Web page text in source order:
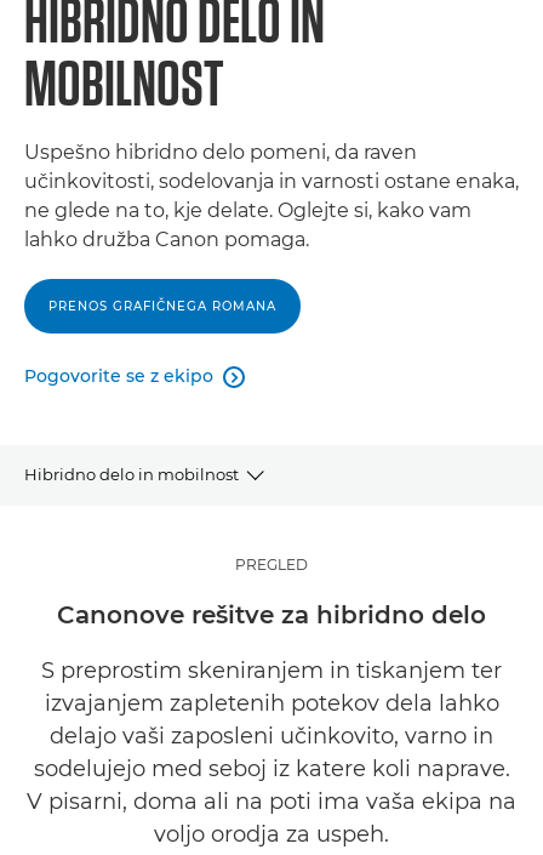
HIBRIDNO DELO IN
MOBILNOST
Uspešno hibridno delo pomeni, da raven
učinkovitosti, sodelovanja in varnosti ostane enaka,
ne glede na to, kje delate. Oglejte si, kako vam
lahko družba Canon pomaga.
PRENOS GRAFIČNEGA ROMANA
Pogovorite se z ekipo 
Hibridno delo in mobilnost
Prednosti
Zakaj Canon?
Zahtevajte informacije
PREGLED
Canonove rešitve za hibridno delo
S preprostim skeniranjem in tiskanjem ter
izvajanjem zapletenih potekov dela lahko
delajo vaši zaposleni učinkovito, varno in
sodelujejo med seboj iz katere koli naprave.
V pisarni, doma ali na poti ima vaša ekipa na
voljo orodja za uspeh.